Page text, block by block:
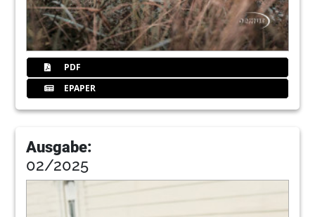
PDF
EPAPER
Ausgabe:
02/2025